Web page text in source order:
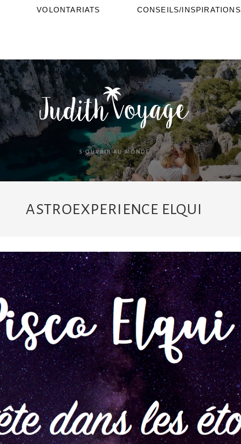
VOLONTARIATS CONSEILS/INSPIRATIONS
S'OUVRIR AU MONDE
ASTROEXPERIENCE ELQUI